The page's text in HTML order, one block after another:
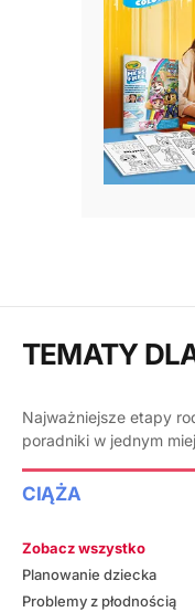
TEMATY
Najważniejsze etapy
poradniki w jednym
CIĄŻA
Zobacz wszystko
Planowanie dziecka
Problemy z płodnością